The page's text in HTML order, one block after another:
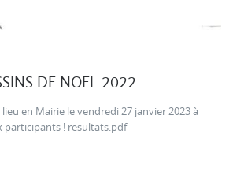
DE NOEL 2022
en Mairie le vendredi 27 janvier 2023 à
participants ! resultats.pdf